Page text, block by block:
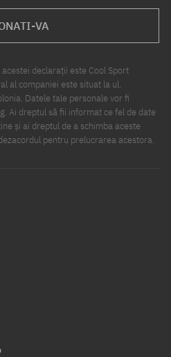
VA
declarații este Cool Sport
al companiei este situat la ul.
Datele tale personale vor fi
Ai dreptul să fii informat ce fel de date
și ai dreptul de a schimba aceste
pentru prelucrarea acestora.